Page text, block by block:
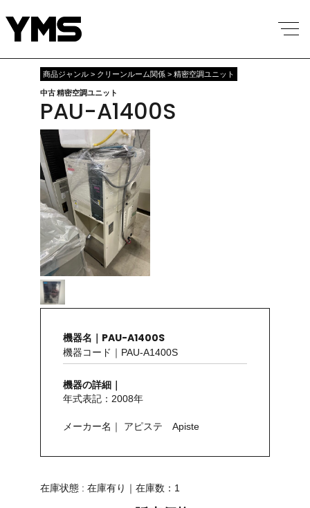
商品ジャンル > クリーンルーム関係 > 精密空調ユニット
中古 精密空調ユニット
PAU-A1400S
機器名｜PAU-A1400S
機器コード｜PAU-A1400S
機器の詳細｜
年式表記：2008年
メーカー名｜ アピステ Apiste
在庫状態 : 在庫有り｜在庫数：1